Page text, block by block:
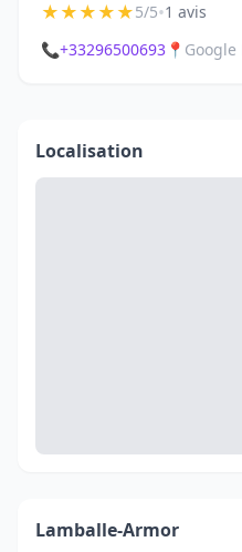
★★★★★5/5•1 avis
📞+33296500693 📍 Google
Localisation
Lamballe-Armor